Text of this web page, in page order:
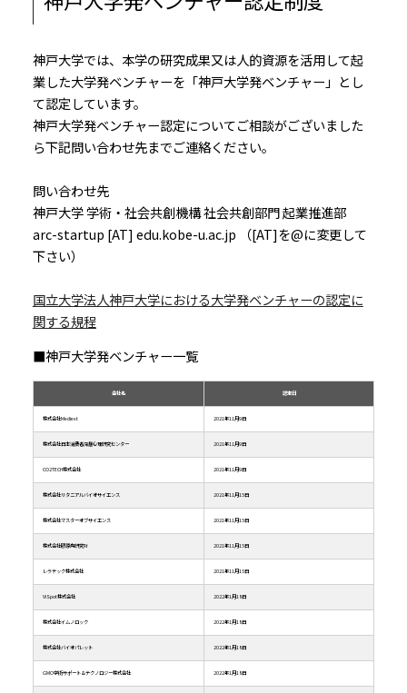
神戸大学では、本学の研究成果又は人的資源を活用して起
業した大学発ベンチャーを「神戸大学発ベンチャー」とし
て認定しています。
神戸大学発ベンチャー認定についてご相談がございました
ら下記問い合わせ先までご連絡ください。
問い合わせ先
神戸大学 学術・社会共創機構 社会共創部門 起業推進部
arc-startup [AT] edu.kobe-u.ac.jp （[AT]を@に変更して
下さい）
国立大学法人神戸⼤学における⼤学発ベンチャーの認定に
関する規程
■神戸大学発ベンチャー一覧
会社名 認定日
株式会社Mediest 2021年11月9日
株式会社日本消費者深層心理研究センター 2021年11月9日
CO2TECH株式会社 2021年11月9日
株式会社リタニアルバイオサイエンス 2021年11月15日
株式会社マスターオブサイエンス 2021年11月15日
株式会社膠原病研究所 2021年11月15日
レラテック株式会社 2021年11月15日
ViSpot株式会社 2022年1月18日
株式会社イムノロック 2022年1月18日
株式会社バイオパレット 2022年1月18日
GMO学術サポート＆テクノロジー株式会社 2022年1月18日